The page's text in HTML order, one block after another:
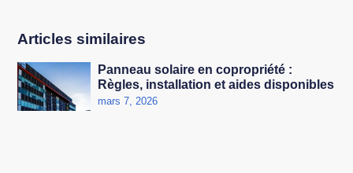
Articles similaires
Panneau solaire en copropriété :
Règles, installation et aides disponibles
mars 7, 2026